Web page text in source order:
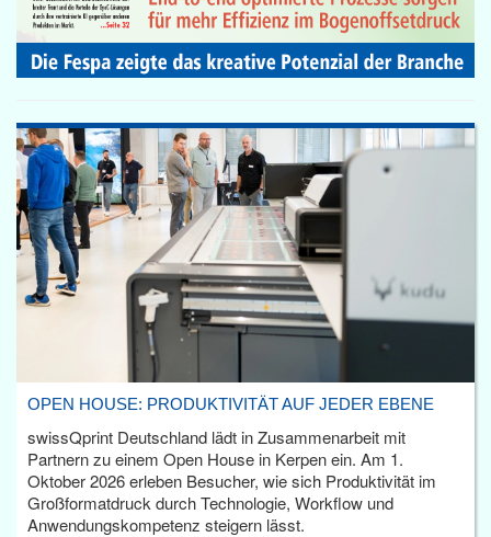
OPEN HOUSE: PRODUKTIVITÄT AUF JEDER EBENE
swissQprint Deutschland lädt in Zusammenarbeit mit
Partnern zu einem Open House in Kerpen ein. Am 1.
Oktober 2026 erleben Besucher, wie sich Produktivität im
Großformatdruck durch Technologie, Workflow und
Anwendungskompetenz steigern lässt.